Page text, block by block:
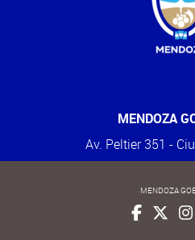
MENDOZA
Av. Peltier 351 -
MENDOZA